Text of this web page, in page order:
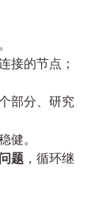
接的节点；
部分、研究
健。
题 ，循环继